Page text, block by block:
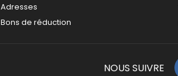
Adresses
Bons de réduction
NOUS SUIVRE